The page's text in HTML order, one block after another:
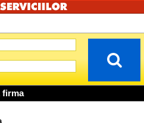
firma